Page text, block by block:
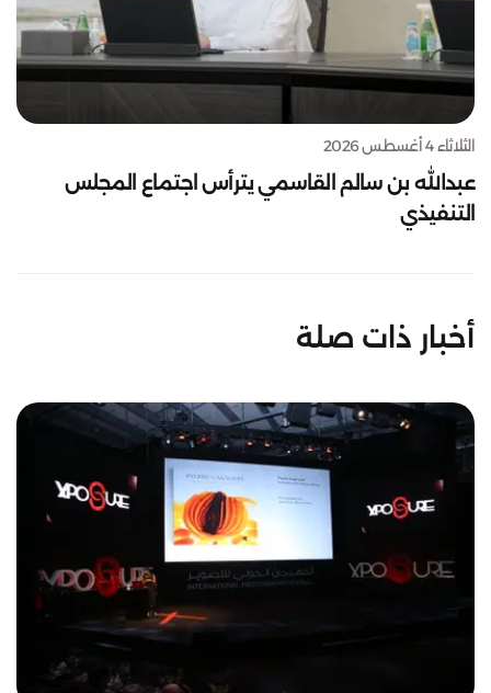
الثلاثاء 4 أغسطس 2026
عبدالله بن سالم القاسمي يترأس اجتماع المجلس
التنفيذي
أخبار ذات صلة